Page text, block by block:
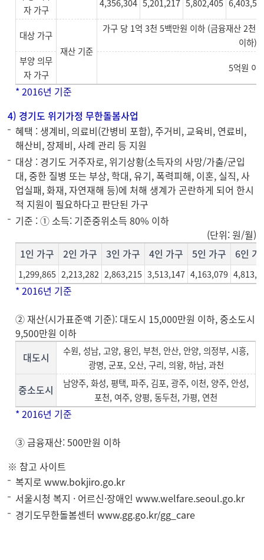
자 가구
4,356,304 5,201,217 5,802,405
대상 가구
재산 기준
가구 당 1억 3천 5백만원 이하 (금융재산 2천
이하)
부양 의무
자 가구
5억원 이
* 2016년 기준
4) 경기도 위기가정 무한돌봄사업
혜택 : 생계비, 의료비(간병비 포함), 주거비, 교육비, 연료비,
해산비, 장제비, 사례 관리 등 지원
대상 : 경기도 거주자로, 위기상황(소득자의 사망/가출/군입
대, 중한 질병 또는 부상, 학대, 유기, 폭력피해, 이혼, 실직, 사
업실패, 화재, 자연재해 등)에 처해 생계가 곤란하게 되어 한시
적 지원이 필요하다고 판단된 가구
기준 : ① 소득: 기준중위소득 80% 이하
(단위: 원/월)
1인 가구
2인 가구 3인 가구 4인 가구 5인 가구 6인 가
1,299,865 2,213,282 2,863,215 3,513,147 4,163,079
* 2016년 기준
② 재산(시가표준액 기준): 대도시 15,000만원 이하, 중소도시
9,500만원 이하
대도시
수원, 성남, 고양, 용인, 부천, 안산, 안양, 의정부, 시흥,
광명, 군포, 오산, 구리, 의왕, 하남, 과천
중소도시
남양주, 화성, 평택, 파주, 김포, 광주, 이천, 양주, 안성,
포천, 여주, 양평, 동두천, 가평, 연천
* 2016년 기준
③ 금융재산: 500만원 이하
※ 참고 사이트
복지로www.bokjiro.go.kr
서울시청 복지 · 어르신·장애인www.welfare.seoul.go.kr
경기도무한돌봄센터www.gg.go.kr/gg_care